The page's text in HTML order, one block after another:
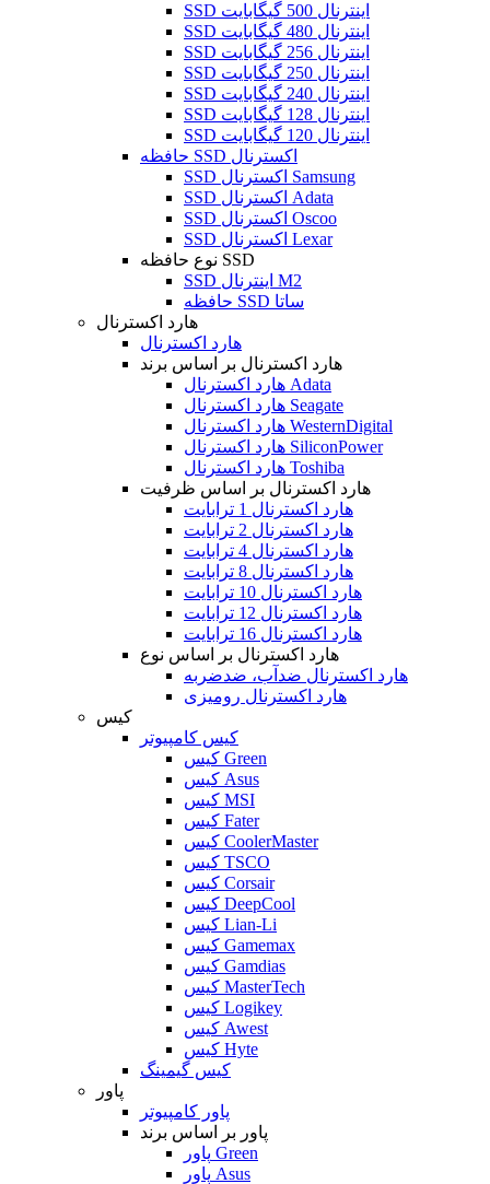
SSD اینترنال 500 گیگابایت
SSD اینترنال 480 گیگابایت
SSD اینترنال 256 گیگابایت
SSD اینترنال 250 گیگابایت
SSD اینترنال 240 گیگابایت
SSD اینترنال 128 گیگابایت
SSD اینترنال 120 گیگابایت
حافظه SSD اکسترنال
SSD اکسترنال Samsung
SSD اکسترنال Adata
SSD اکسترنال Oscoo
SSD اکسترنال Lexar
نوع حافظه SSD
SSD اینترنال M2
حافظه SSD ساتا
هارد اکسترنال
هارد اکسترنال
هارد اکسترنال بر اساس برند
هارد اکسترنال Adata
هارد اکسترنال Seagate
هارد اکسترنال WesternDigital
هارد اکسترنال SiliconPower
هارد اکسترنال Toshiba
هارد اکسترنال بر اساس ظرفیت
هارد اکسترنال 1 ترابایت
هارد اکسترنال 2 ترابایت
هارد اکسترنال 4 ترابایت
هارد اکسترنال 8 ترابایت
هارد اکسترنال 10 ترابایت
هارد اکسترنال 12 ترابایت
هارد اکسترنال 16 ترابایت
هارد اکسترنال بر اساس نوع
هارد اکسترنال ضدآب، ضدضربه
هارد اکسترنال رومیزی
کیس
کیس کامپیوتر
کیس Green
کیس Asus
کیس MSI
کیس Fater
کیس CoolerMaster
کیس TSCO
کیس Corsair
کیس DeepCool
کیس Lian-Li
کیس Gamemax
کیس Gamdias
کیس MasterTech
کیس Logikey
کیس Awest
کیس Hyte
کیس گیمینگ
پاور
پاور کامپیوتر
پاور بر اساس برند
پاور Green
پاور Asus